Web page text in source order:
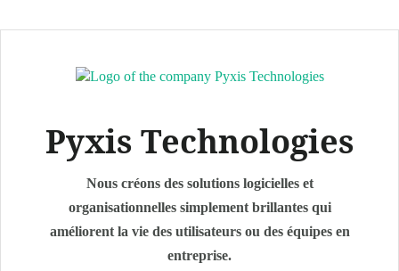
Pyxis Technologies
Nous créons des solutions logicielles et
organisationnelles simplement brillantes qui
améliorent la vie des utilisateurs ou des équipes en
entreprise.